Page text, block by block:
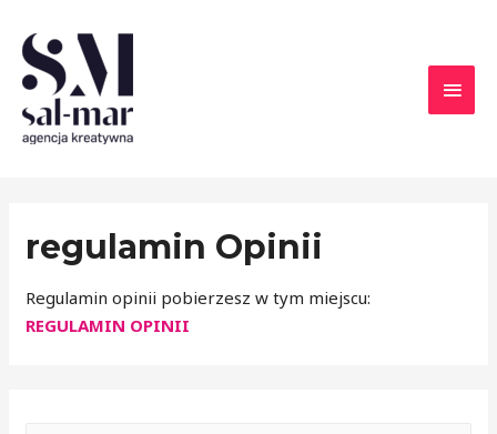
regulamin Opinii
Regulamin opinii pobierzesz w tym miejscu:
REGULAMIN OPINII